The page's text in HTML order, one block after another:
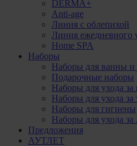
DERMA+
Anti-age
Линия с облепихой
Линия ежедневного
Home SPA
Наборы
Наборы для ванны и
Подарочные наборы
Наборы для ухода за
Наборы для ухода за
Наборы для гигиены
Наборы для ухода
Предложения
АУТЛЕТ